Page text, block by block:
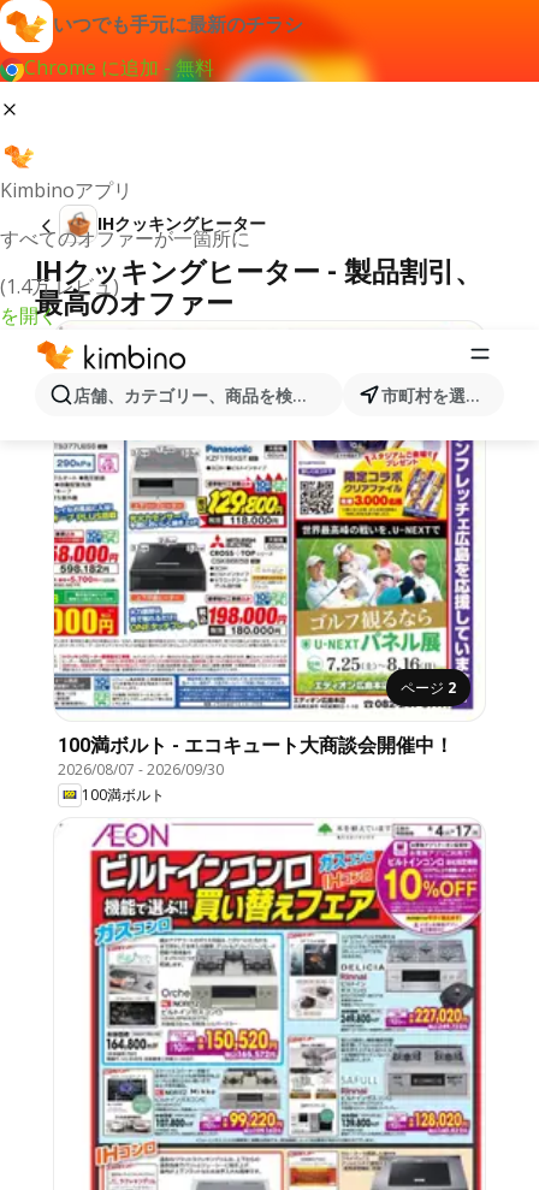
いつでも手元に最新のチラシ
Chrome に追加 - 無料
Kimbinoアプリ
すべてのオファーが一箇所に
(1.4万 レビュ)
を開く
店舗、カテゴリー、商品を検索... 市町村を選択します
IHクッキングヒーター
IHクッキングヒーター - 製品割引、
最高のオファー
ページ 2
100満ボルト - エコキュート大商談会開催中！
2026/08/07 -2026/09/30
100満ボルト